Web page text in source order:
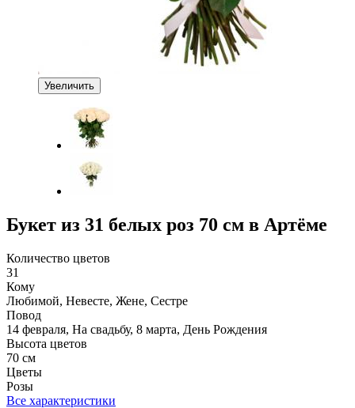
Увеличить
Букет из 31 белых роз 70 см в Артёме
Количество цветов
31
Кому
Любимой, Невесте, Жене, Сестре
Повод
14 февраля, На свадьбу, 8 марта, День Рождения
Высота цветов
70 см
Цветы
Розы
Все характеристики